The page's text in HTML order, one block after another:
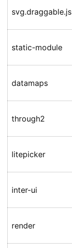
svg.draggable.js
static-module
datamaps
through2
litepicker
inter-ui
render